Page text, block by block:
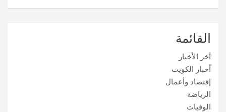
القائمة
آخر الأخبار
أخبار الكويت
إقتصاد وأعمال
الرياضة
الوفيات